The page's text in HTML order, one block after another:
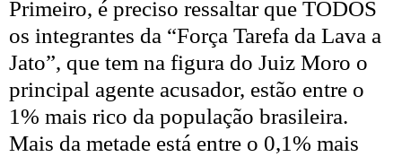
Primeiro, é preciso ressaltar que TODOS
os integrantes da “Força Tarefa da Lava a
Jato”, que tem na figura do Juiz Moro o
principal agente acusador, estão entre o
1% mais rico da população brasileira.
Mais da metade está entre o 0,1% mais